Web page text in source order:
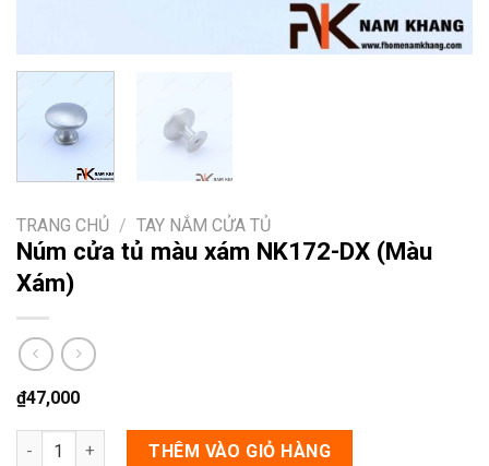
TRANG CHỦ / TAY NẮM CỬA TỦ
Núm cửa tủ màu xám NK172-DX (Màu
Xám)
₫47,000
Núm cửa tủ màu xám NK172-DX (Màu Xám) số lượng
THÊM VÀO GIỎ HÀNG